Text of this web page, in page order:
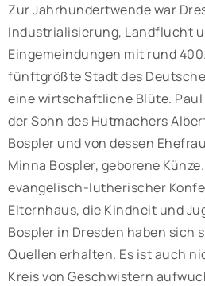
Zur Jahrhundertwende war
Industrialisierung, Landflucht
Eingemeindungen mit rund
fünftgrößte Stadt des
eine wirtschaftliche Blüte. Paul
der Sohn des Hutmachers
Bospler und von dessen
Minna Bospler, geborene
evangelisch-lutherischer
Elternhaus, die Kindheit und
Bospler in Dresden haben sich
Quellen erhalten. Es ist auch
Kreis von Geschwistern